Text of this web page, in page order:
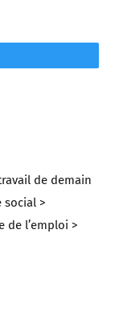
de demain
social >
de l’emploi >